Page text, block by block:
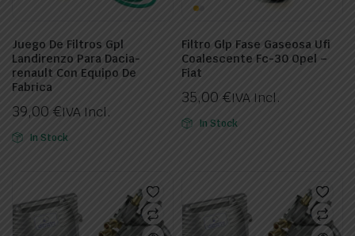
Juego De Filtros Gpl
Landirenzo Para Dacia-
renault Con Equipo De
Fabrica
39,00 €IVA Incl.
In Stock
Filtro Glp Fase Gaseosa Ufi
Coalescente Fc-30 Opel –
Fiat
35,00 €IVA Incl.
In Stock